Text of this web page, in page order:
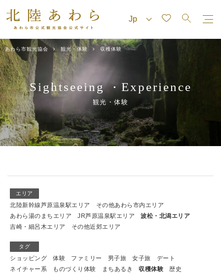
あわら市観光協会 観光・体験 収穫体験
Sightseeing・ Experience
観光・体験
エリア
北陸新幹線芦原温泉駅エリア
その他あわら市内エリア
あわら湯のまちエリア
JR芦原温泉駅エリア
波松・北潟エリア
吉崎・細呂木エリア
その他近郊エリア
タグ
ショッピング 体験 ファミリー 男子旅 女子旅
デート
ネイチャー系
ものづくり体験 まちあるき 収穫体験
歴史